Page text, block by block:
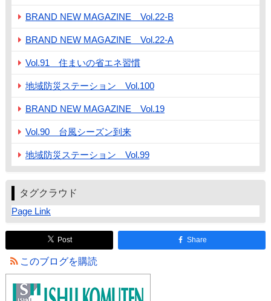
BRAND NEW MAGAZINE Vol.22-B
BRAND NEW MAGAZINE Vol.22-A
Vol.91 住まいの省エネ習慣
地域防災ステーション Vol.100
BRAND NEW MAGAZINE Vol.19
Vol.90 台風シーズン到来
地域防災ステーション Vol.99
タグクラウド
Page Link
Post Share
このブログを購読